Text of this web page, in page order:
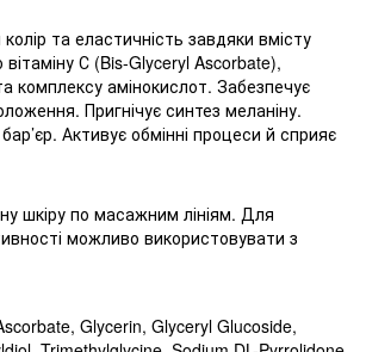
та еластичність завдяки вмісту
вітаміну С (Bis-Glyceryl Ascorbate),
комплексу амінокислот. Забезпечує
Пригнічує синтез меланіну.
Активує обмінні процеси й сприяє
шкіру по масажним лініям. Для
можливо використовувати з
Glycerin, Glyceryl Glucoside,